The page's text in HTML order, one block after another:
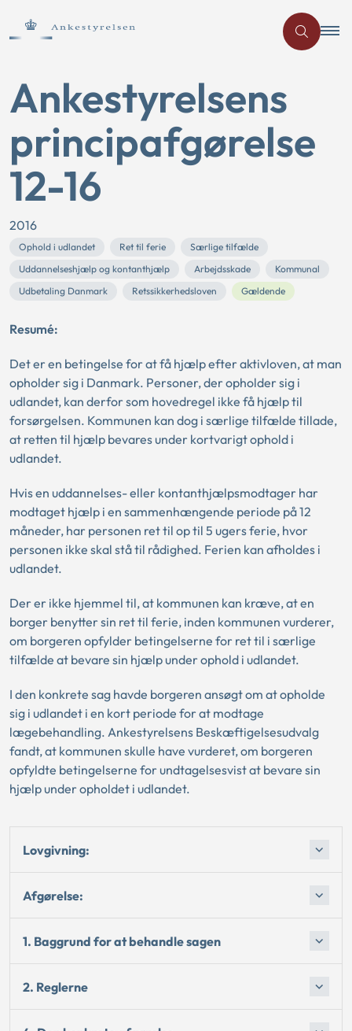
Ankestyrelsens
principafgørelse
12-16
2016
Ophold i udlandet Ret til ferie
Særlige tilfælde
Uddannelseshjælp og kontanthjælp
Arbejdsskade
Kommunal
Udbetaling Danmark
Retssikkerhedsloven Gældende
Resumé:
Det er en betingelse for at få hjælp efter aktivloven, at man
opholder sig i Danmark. Personer, der opholder sig i
udlandet, kan derfor som hovedregel ikke få hjælp til
forsørgelsen. Kommunen kan dog i særlige tilfælde tillade,
at retten til hjælp bevares under kortvarigt ophold i
udlandet.
Hvis en uddannelses- eller kontanthjælpsmodtager har
modtaget hjælp i en sammenhængende periode på 12
måneder, har personen ret til op til 5 ugers ferie, hvor
personen ikke skal stå til rådighed. Ferien kan afholdes i
udlandet.
Der er ikke hjemmel til, at kommunen kan kræve, at en
borger benytter sin ret til ferie, inden kommunen vurderer,
om borgeren opfylder betingelserne for ret til i særlige
tilfælde at bevare sin hjælp under ophold i udlandet.
I den konkrete sag havde borgeren ansøgt om at opholde
sig i udlandet i en kort periode for at modtage
lægebehandling. Ankestyrelsens Beskæftigelsesudvalg
fandt, at kommunen skulle have vurderet, om borgeren
opfyldte betingelserne for undtagelsesvist at bevare sin
hjælp under opholdet i udlandet.
Lovgivning:
Afgørelse:
1. Baggrund for at behandle sagen
2. Reglerne